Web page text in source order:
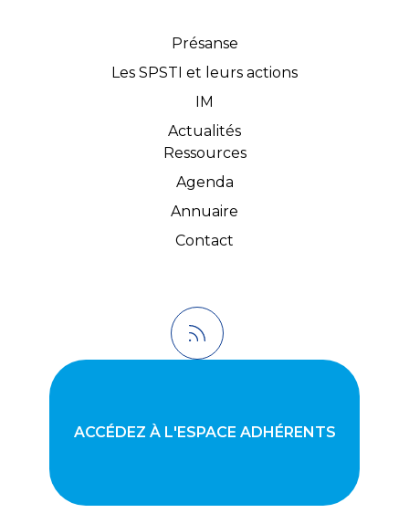
Présanse
Les SPSTI et leurs actions
IM
Actualités
Ressources
Agenda
Annuaire
Contact
ACCÉDEZ À L'ESPACE ADHÉRENTS